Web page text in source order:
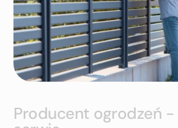
Producent ogrodzeń